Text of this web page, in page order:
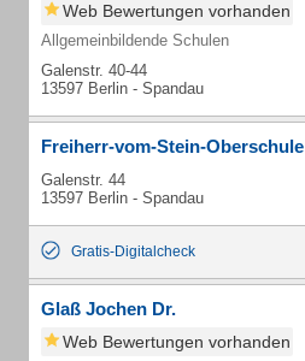
Web Bewertungen vorhanden
Allgemeinbildende Schulen
Galenstr. 40-44
13597 Berlin - Spandau
Freiherr-vom-Stein-Oberschule
Galenstr. 44
13597 Berlin - Spandau
Gratis-Digitalcheck
Glaß Jochen Dr.
Web Bewertungen vorhanden